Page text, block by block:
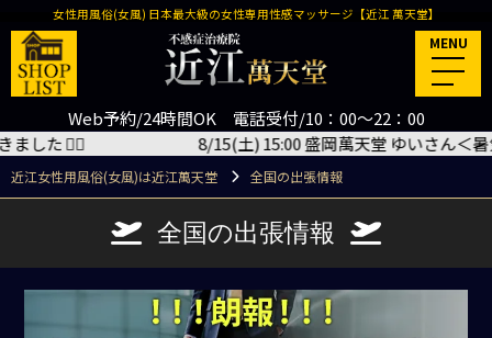
Web予約/24時間OK 電話受付/10：00～22：00
女性用風俗(女風) 日本最大級の女性専用性感マッサージ【近江 萬天堂】
MENU
近江女性用風俗(女風)は近江萬天堂 全国の出張情報
8/15(土) 15:00 盛岡萬天堂 ゆいさん＜暑気払いイベン
全国の出張情報